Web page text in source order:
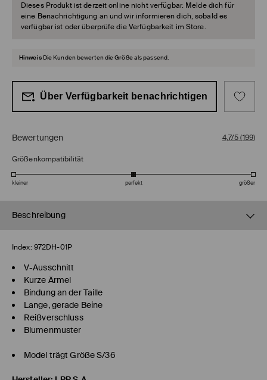
Dieses Produkt ist derzeit online nicht verfügbar. Melde dich für
eine Benachrichtigung an und wir informieren dich, sobald es
verfügbar ist oder überprüfe die Verfügbarkeit im Store.
Hinweis Die Kunden bewerten die Größe als passend.
Über Verfügbarkeit benachrichtigen
Bewertungen 4,7/5(199)
Größenkompatibilität
kleiner perfekt größer
Beschreibung
Index: 972DH-01P
V-Ausschnitt
Kurze Ärmel
Bindung an der Taille
Lange, gerade Beine
Reißverschluss
Blumenmuster
Model trägt Größe S/36